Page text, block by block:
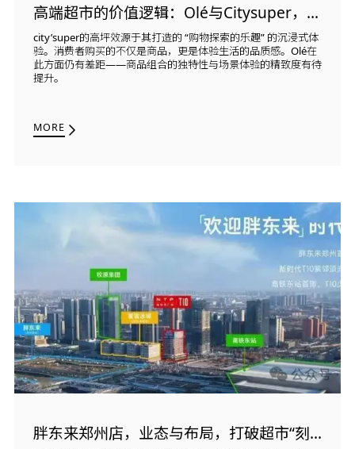
高端超市的价值逻辑：Olé与Citysuper，谁在为高端体验买单
city’super的高坪效源于其打造的 “购物探索的乐趣” 的沉浸式体
验。消费者购买的不仅是商品，更是体验生活的品质感。Olé在
此方面仍有差距——商品组合的独特性与场景体验的精致度有待
提升。
MORE
胖东来郑州店，业态与布局，打破超市“刻板印象”